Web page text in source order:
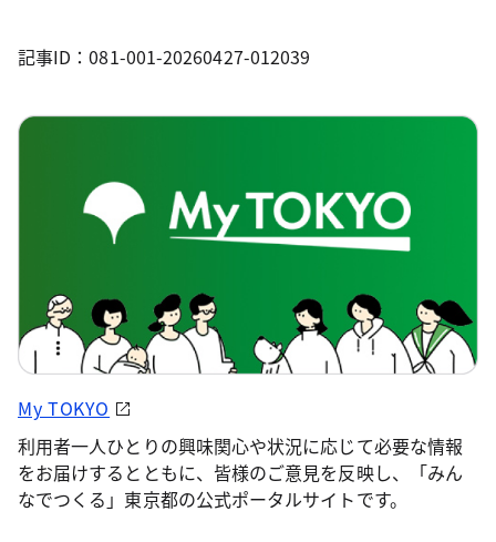
記事ID：081-001-20260427-012039
My TOKYO
利用者一人ひとりの興味関心や状況に応じて必要な情報
をお届けするとともに、皆様のご意見を反映し、「みん
なでつくる」東京都の公式ポータルサイトです。